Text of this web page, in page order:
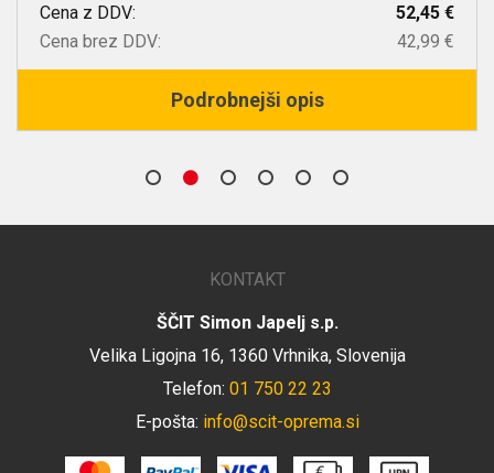
Cena z DDV:
52,45 €
Cena brez DDV:
42,99 €
Podrobnejši opis
KONTAKT
ŠČIT Simon Japelj s.p.
Velika Ligojna 16, 1360 Vrhnika, Slovenija
Telefon: 01 750 22 23
E-pošta: info@scit-oprema.si